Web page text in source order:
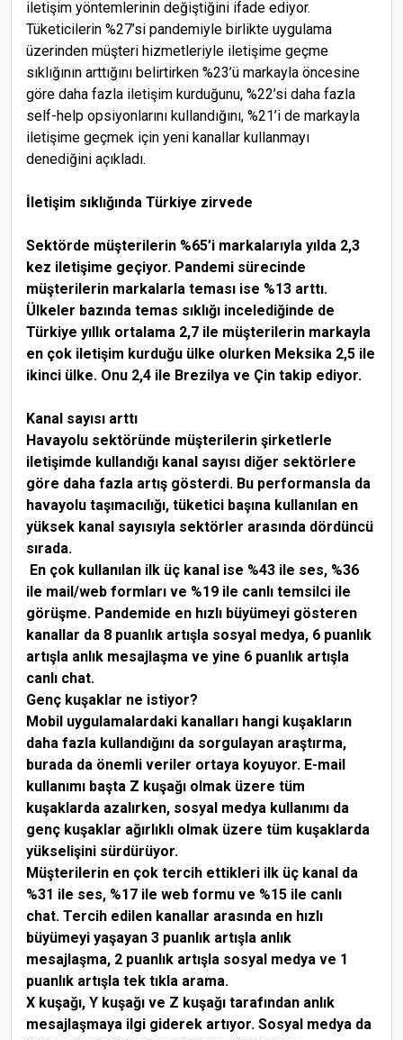
iletişim yöntemlerinin değiştiğini ifade ediyor.
Tüketicilerin %27’si pandemiyle birlikte uygulama
üzerinden müşteri hizmetleriyle iletişime geçme
sıklığının arttığını belirtirken %23’ü markayla öncesine
göre daha fazla iletişim kurduğunu, %22’si daha fazla
self-help opsiyonlarını kullandığını, %21’i de markayla
iletişime geçmek için yeni kanallar kullanmayı
denediğini açıkladı.
İletişim sıklığında Türkiye zirvede
Sektörde müşterilerin %65’i markalarıyla yılda 2,3
kez iletişime geçiyor. Pandemi sürecinde
müşterilerin markalarla teması ise %13 arttı.
Ülkeler bazında temas sıklığı incelediğinde de
Türkiye yıllık ortalama 2,7 ile müşterilerin markayla
en çok iletişim kurduğu ülke olurken Meksika 2,5 ile
ikinci ülke. Onu 2,4 ile Brezilya ve Çin takip ediyor.
Kanal sayısı arttı
Havayolu sektöründe müşterilerin şirketlerle
iletişimde kullandığı kanal sayısı diğer sektörlere
göre daha fazla artış gösterdi. Bu performansla da
havayolu taşımacılığı, tüketici başına kullanılan en
yüksek kanal sayısıyla sektörler arasında dördüncü
sırada.
En çok kullanılan ilk üç kanal ise %43 ile ses, %36
ile mail/web formları ve %19 ile canlı temsilci ile
görüşme. Pandemide en hızlı büyümeyi gösteren
kanallar da 8 puanlık artışla sosyal medya, 6 puanlık
artışla anlık mesajlaşma ve yine 6 puanlık artışla
canlı chat.
Genç kuşaklar ne istiyor?
Mobil uygulamalardaki kanalları hangi kuşakların
daha fazla kullandığını da sorgulayan araştırma,
burada da önemli veriler ortaya koyuyor. E-mail
kullanımı başta Z kuşağı olmak üzere tüm
kuşaklarda azalırken, sosyal medya kullanımı da
genç kuşaklar ağırlıklı olmak üzere tüm kuşaklarda
yükselişini sürdürüyor.
Müşterilerin en çok tercih ettikleri ilk üç kanal da
%31 ile ses, %17 ile web formu ve %15 ile canlı
chat. Tercih edilen kanallar arasında en hızlı
büyümeyi yaşayan 3 puanlık artışla anlık
mesajlaşma, 2 puanlık artışla sosyal medya ve 1
puanlık artışla tek tıkla arama.
X kuşağı, Y kuşağı ve Z kuşağı tarafından anlık
mesajlaşmaya ilgi giderek artıyor. Sosyal medya da